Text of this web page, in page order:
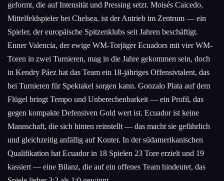
geformt, die auf Intensität und Pressing setzt. Moisés Caicedo,
Mittelfeldspieler bei Chelsea, ist der Antrieb im Zentrum — ein
Spieler, der europäische Spitzenklubs seit Jahren beschäftigt.
Enner Valencia, der ewige WM-Torjäger Ecuadors mit vier WM-
Toren in zwei Turnieren, mag in die Jahre gekommen sein, doch
in Kendry Páez hat das Team ein 18-jähriges Offensivtalent, das
bei Turnieren für Spektakel sorgen kann. Gonzalo Plata auf dem
Flügel bringt Tempo und Unberechenbarkeit — ein Profil, das
gegen kompakte Defensiven Gold wert ist. Ecuador ist keine
Mannschaft, die sich hinten reinstellt — das macht sie gefährlich
und gleichzeitig anfällig auf Konter. In der südamerikanischen
Qualifikation hat Ecuador in 18 Spielen 23 Tore erzielt und 19
kassiert — eine Bilanz, die auf ein offenes Team hindeutet, das